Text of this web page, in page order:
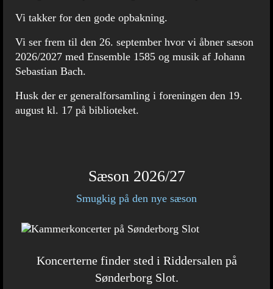
Vi takker for den gode opbakning.
Vi ser frem til den 26. september hvor vi åbner sæson
2026/2027 med Ensemble 1585 og musik af Johann
Sebastian Bach.
Husk der er generalforsamling i foreningen den 19.
august kl. 17 på biblioteket.
Sæson 2026/27
Smugkig på den nye sæson
Koncerterne finder sted i Riddersalen på
Sønderborg Slot.